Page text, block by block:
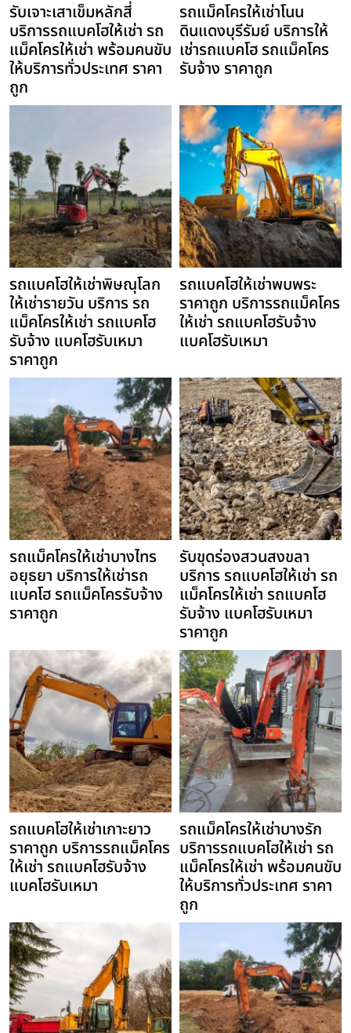
รับเจาะเสาเข็มหลักสี่
บริการรถแบคโฮให้เช่า รถ
แม็คโครให้เช่า พร้อมคนขับ
ให้บริการทั่วประเทศ ราคา
ถูก
รถแม็คโครให้เช่าโนน
ดินแดงบุรีรัมย์ บริการให้
เช่ารถแบคโฮ รถแม็คโคร
รับจ้าง ราคาถูก
รถแบคโฮให้เช่าพิษณุโลก
ให้เช่ารายวัน บริการ รถ
แม็คโครให้เช่า รถแบคโฮ
รับจ้าง แบคโฮรับเหมา
ราคาถูก
รถแบคโฮให้เช่าพบพระ
ราคาถูก บริการรถแม็คโคร
ให้เช่า รถแบคโฮรับจ้าง
แบคโฮรับเหมา
รถแม็คโครให้เช่าบางไทร
อยุธยา บริการให้เช่ารถ
แบคโฮ รถแม็คโครรับจ้าง
ราคาถูก
รับขุดร่องสวนสงขลา
บริการ รถแบคโฮให้เช่า รถ
แม็คโครให้เช่า รถแบคโฮ
รับจ้าง แบคโฮรับเหมา
ราคาถูก
รถแบคโฮให้เช่าเกาะยาว
ราคาถูก บริการรถแม็คโคร
ให้เช่า รถแบคโฮรับจ้าง
แบคโฮรับเหมา
รถแม็คโครให้เช่าบางรัก
บริการรถแบคโฮให้เช่า รถ
แม็คโครให้เช่า พร้อมคนขับ
ให้บริการทั่วประเทศ ราคา
ถูก